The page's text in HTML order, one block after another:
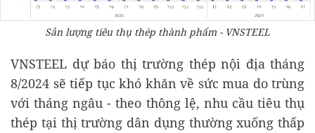
Sản lượng tiêu thụ thép thành phẩm - VNSTEEL
VNSTEEL dự báo thị trường thép nội địa tháng
8/2024 sẽ tiếp tục khó khăn về sức mua do trùng
với tháng ngâu - theo thông lệ, nhu cầu tiêu thụ
thép tại thị trường dân dụng thường xuống thấp